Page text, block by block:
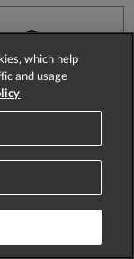
Order
UK Returns
which help
and usage